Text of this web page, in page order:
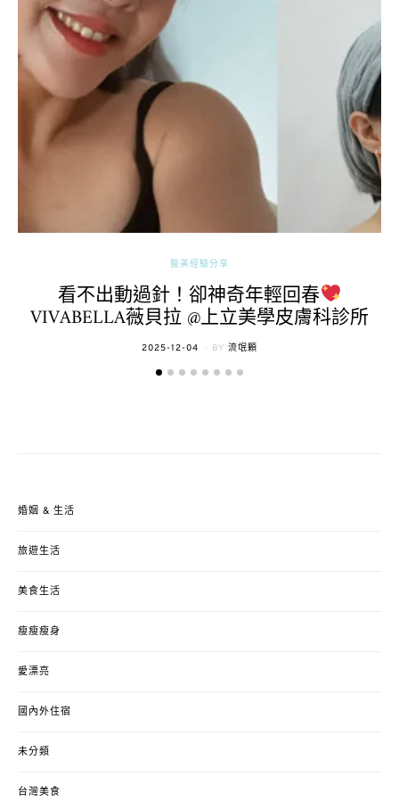
醫美經驗分享
看不出動過針！卻神奇年輕回春
VIVABELLA薇貝拉 @上立美學皮膚科診所
POSTED
2025-12-04 BY 流氓顆
婚姻 & 生活
旅遊生活
美食生活
瘦瘦瘦身
愛漂亮
國內外住宿
未分類
台灣美食